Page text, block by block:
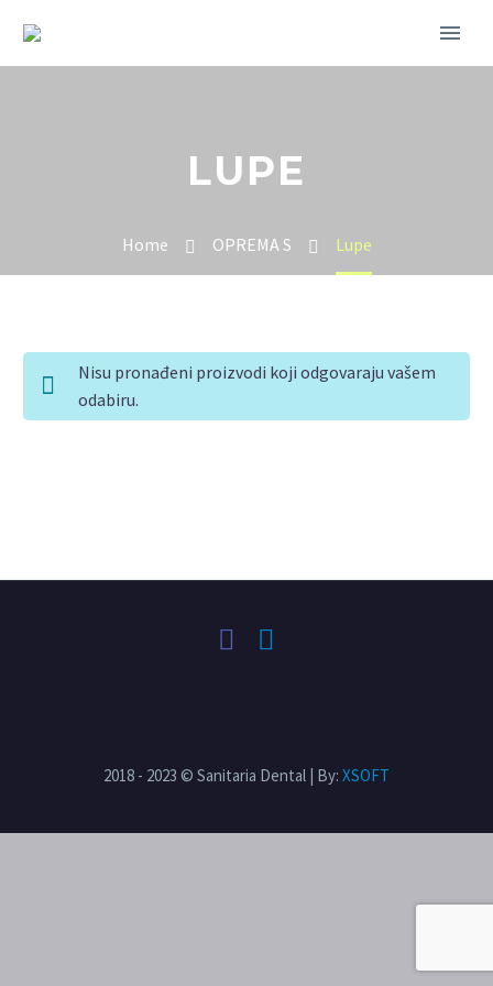
LUPE
Home OPREMA S Lupe
Nisu pronađeni proizvodi koji odgovaraju vašem
odabiru.
2018 - 2023 © Sanitaria Dental | By: XSOFT